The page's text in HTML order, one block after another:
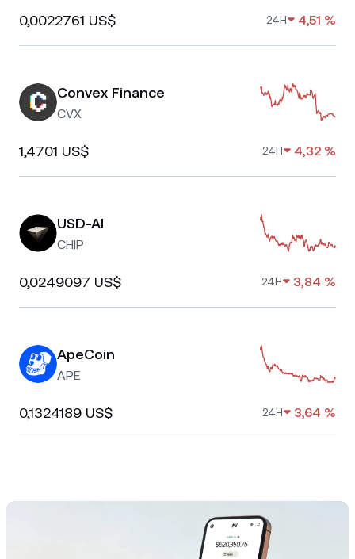
0,0022761 US$ 24H 4,51 %
Convex Finance
CVX
1,4701 US$ 24H 4,32 %
USD-AI
CHIP
0,0249097 US$ 24H 3,84 %
ApeCoin
APE
0,1324189 US$ 24H 3,64 %